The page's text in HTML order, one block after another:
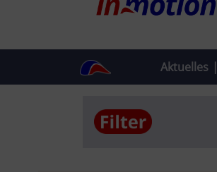
Aktuelles |